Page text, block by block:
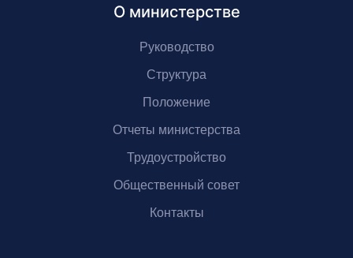
О министерстве
Руководство
Структура
Положение
Отчеты министерства
Трудоустройство
Общественный совет
Контакты